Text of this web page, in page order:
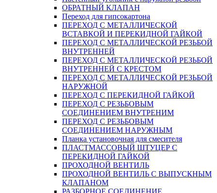
ОБРАТНЫЙ КЛАПАН
Переход для гипсокартона
ПЕРЕХОД С МЕТАЛЛИЧЕСКОЙ
ВСТАВКОЙ И ПЕРЕКИДНОЙ ГАЙКОЙ
ПЕРЕХОД С МЕТАЛЛИЧЕСКОЙ РЕЗЬБОЙ
ВНУТРЕННЕЙ
ПЕРЕХОД С МЕТАЛЛИЧЕСКОЙ РЕЗЬБОЙ
ВНУТРЕННЕЙ С КРЕСТОМ
ПЕРЕХОД С МЕТАЛЛИЧЕСКОЙ РЕЗЬБОЙ
НАРУЖНОЙ
ПЕРЕХОД С ПЕРЕКИДНОЙ ГАЙКОЙ
ПЕРЕХОД С РЕЗЬБОВЫМ
СОЕДИНЕНИЕМ ВНУТРЕНИМ
ПЕРЕХОД С РЕЗЬБОВЫМ
СОЕДИНЕНИЕМ НАРУЖНЫМ
Планка установочная для смесителя
ПЛАСТМАССОВЫЙ ШТУЦЕР С
ПЕРЕКИДНОЙ ГАЙКОЙ
ПРОХОДНОЙ ВЕНТИЛЬ
ПРОХОДНОЙ ВЕНТИЛЬ С ВЫПУСКНЫМ
КЛАПАНОМ
РАЗБОРНОЕ СОЕДИНЕНИЕ